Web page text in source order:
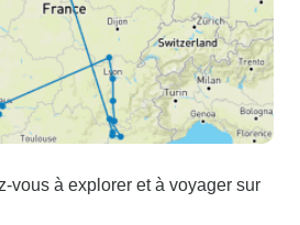
vous à explorer et à voyager sur